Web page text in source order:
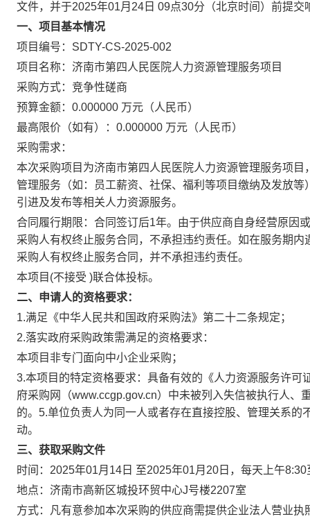
文件，并于2025年01月24日 09点30分（北京时间）前提交
一、项目基本情况
项目编号：SDTY-CS-2025-002
项目名称：济南市第四人民医院人力资源管理服务项目
采购方式：竞争性磋商
预算金额：0.000000 万元（人民币）
最高限价（如有）：0.000000 万元（人民币）
采购需求：
本次采购项目为济南市第四人民医院人力资源管理服务项
管理服务（如：员工薪资、社保、福利等项目缴纳及发放
引进及发布等相关人力资源服务。
合同履行期限：合同签订后1年。由于供应商自身经营原因
采购人有权终止服务合同，不承担违约责任。如在服务期
采购人有权终止服务合同，并不承担违约责任。
本项目(不接受 )联合体投标。
二、申请人的资格要求：
1.满足《中华人民共和国政府采购法》第二十二条规定；
2.落实政府采购政策需满足的资格要求：
本项目非专门面向中小企业采购；
3.本项目的特定资格要求：具备有效的《人力资源服务许可
府采购网（www.ccgp.gov.cn）中未被列入失信被执行人
的。5.单位负责人为同一人或者存在直接控股、管理关系
动。
三、获取采购文件
时间：2025年01月14日 至2025年01月20日，每天上午
地点：济南市高新区城投环贸中心J号楼2207室
方式：凡有意参加本次采购的供应商需提供企业法人营业